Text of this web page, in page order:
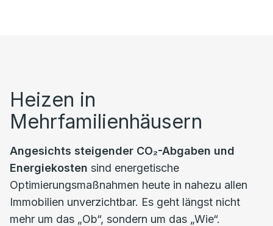
Heizen in
Mehrfamilienhäusern
Angesichts steigender CO₂-Abgaben und
Energiekosten sind energetische
Optimierungsmaßnahmen heute in nahezu allen
Immobilien unverzichtbar. Es geht längst nicht
mehr um das „Ob“, sondern um das „Wie“.